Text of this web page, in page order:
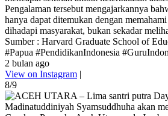
Pengalaman tersebut mengajarkannya
hanya dapat ditemukan dengan
dihadapi masyarakat, bukan sekadar
Sumber : Harvard Graduate School of
#Papua #PendidikanIndonesia
2 bulan ago
View on Instagram |
8/9